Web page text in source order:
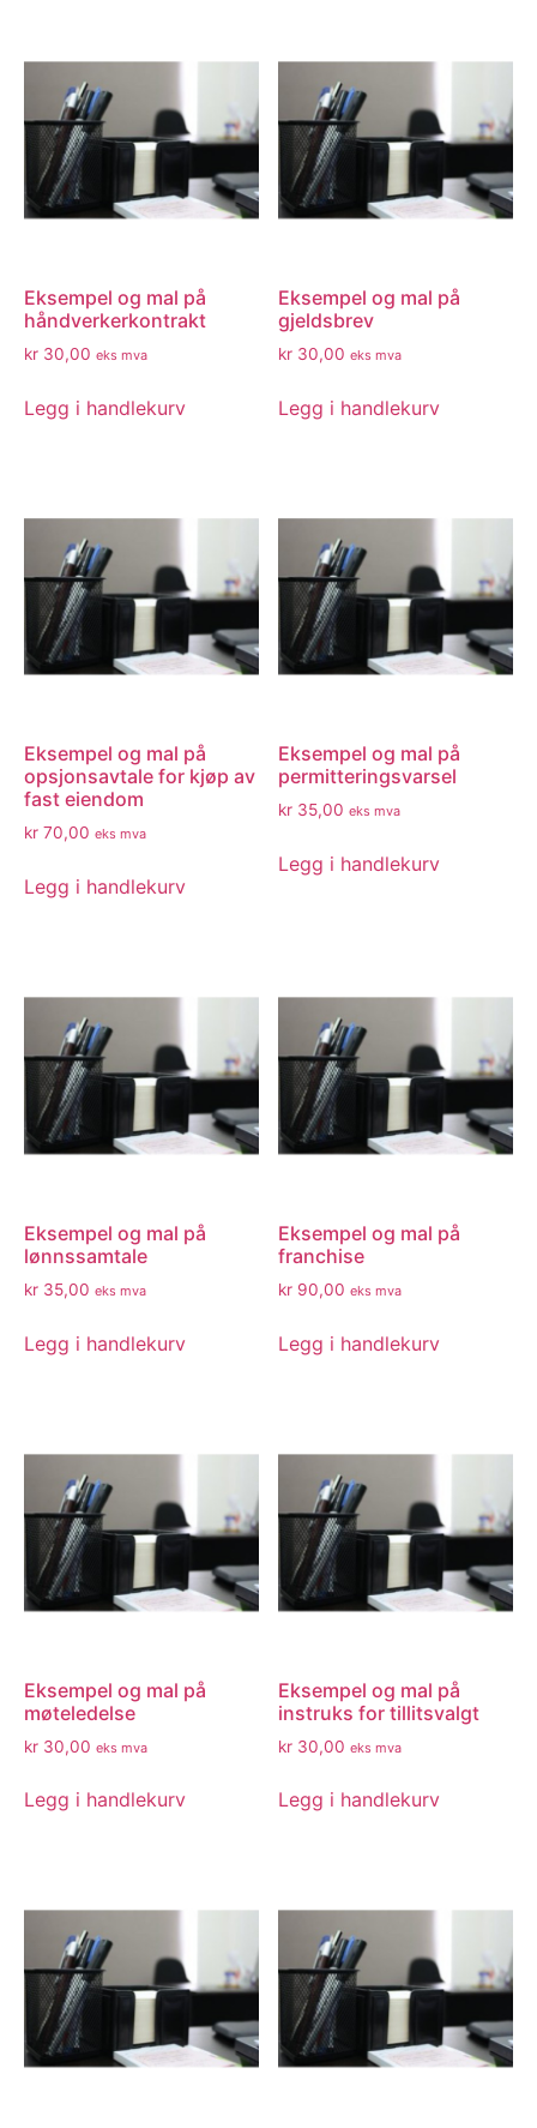
Eksempel og mal på
håndverkerkontrakt
kr 30,00 eks mva
Legg i handlekurv
Eksempel og mal på
gjeldsbrev
kr 30,00 eks mva
Legg i handlekurv
Eksempel og mal på
opsjonsavtale for kjøp av
fast eiendom
kr 70,00 eks mva
Legg i handlekurv
Eksempel og mal på
permitteringsvarsel
kr 35,00 eks mva
Legg i handlekurv
Eksempel og mal på
lønnssamtale
kr 35,00 eks mva
Legg i handlekurv
Eksempel og mal på
franchise
kr 90,00 eks mva
Legg i handlekurv
Eksempel og mal på
møteledelse
kr 30,00 eks mva
Legg i handlekurv
Eksempel og mal på
instruks for tillitsvalgt
kr 30,00 eks mva
Legg i handlekurv